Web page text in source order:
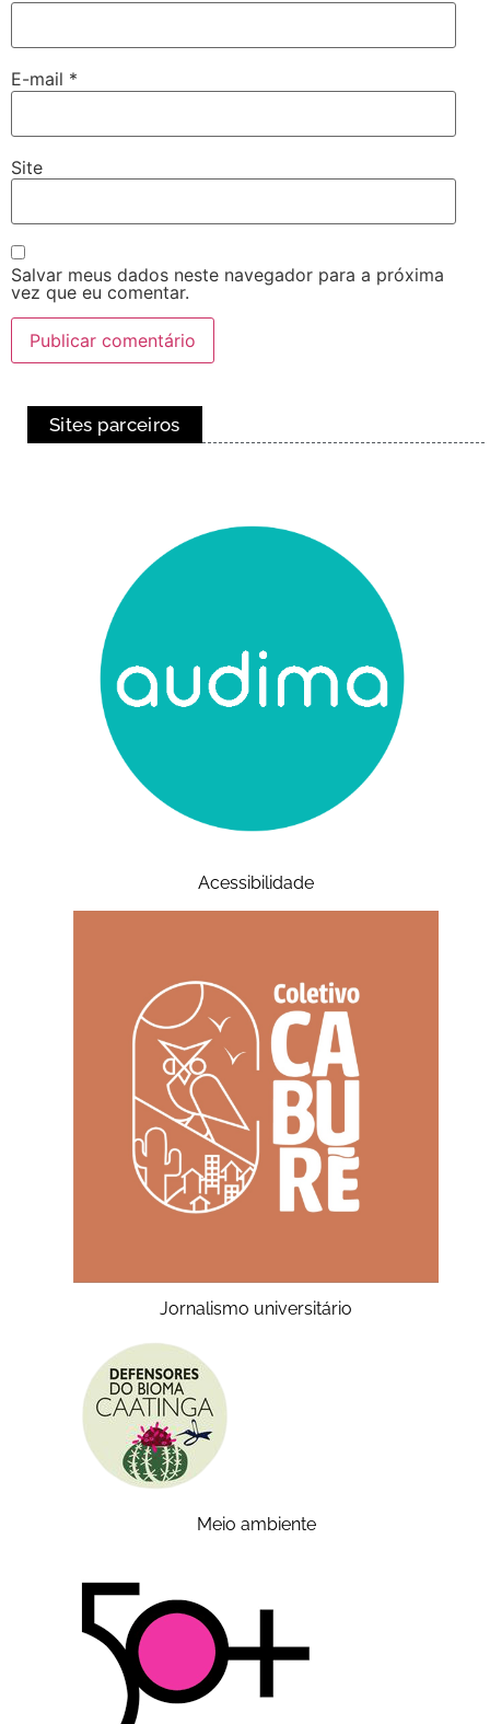
E-mail *
Site
Salvar meus dados neste navegador para a próxima
vez que eu comentar.
Sites parceiros
Acessibilidade
Jornalismo universitário
Meio ambiente